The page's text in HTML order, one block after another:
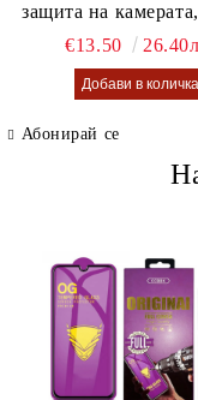
защита на
калъф Lusi
€13.50
Абонирай се